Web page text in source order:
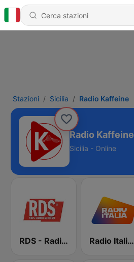
Stazioni Sicilia Radio Kaffeine
Radio Kaffeine
Sicilia - Online
RDS - Radio Dimensione Suono Radio Italia solomusicaitaliana